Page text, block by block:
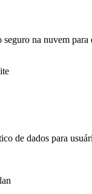
seguro na nuvem para
de dados para